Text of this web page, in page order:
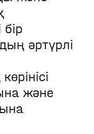
әртүрлі
және